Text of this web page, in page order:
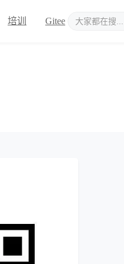
培训 Gitee 新媒体